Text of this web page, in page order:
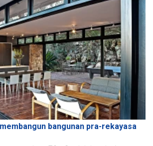
bangunan pra-rekayasa